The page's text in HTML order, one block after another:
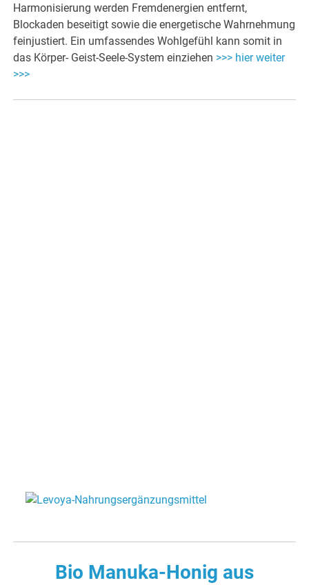
Harmonisierung werden Fremdenergien entfernt,
Blockaden beseitigt sowie die energetische Wahrnehmung
feinjustiert. Ein umfassendes Wohlgefühl kann somit in
das Körper- Geist-Seele-System einziehen >>> hier weiter
>>>
Bio Manuka-Honig aus